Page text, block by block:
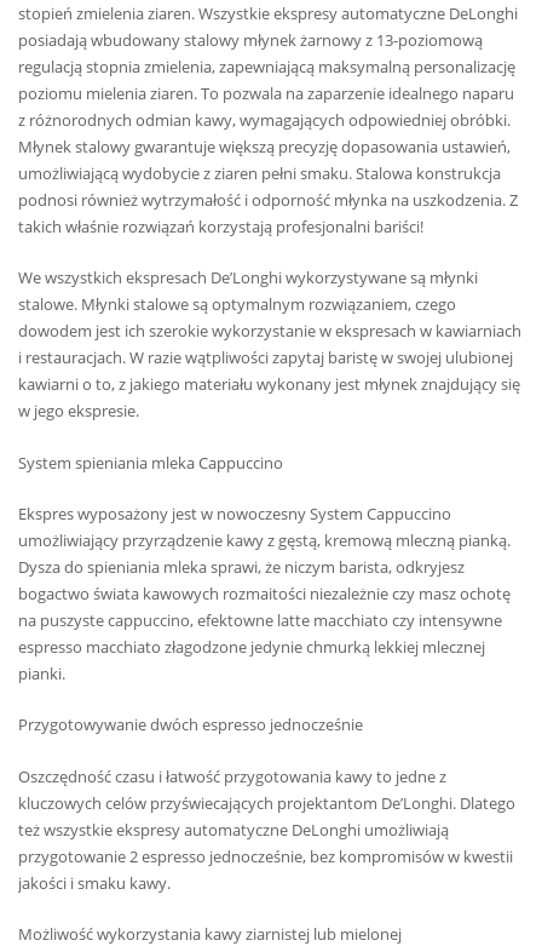
stopień zmielenia ziaren. Wszystkie ekspresy automatyczne DeLonghi
posiadają wbudowany stalowy młynek żarnowy z 13-poziomową
regulacją stopnia zmielenia, zapewniającą maksymalną personalizację
poziomu mielenia ziaren. To pozwala na zaparzenie idealnego naparu
z różnorodnych odmian kawy, wymagających odpowiedniej obróbki.
Młynek stalowy gwarantuje większą precyzję dopasowania ustawień,
umożliwiającą wydobycie z ziaren pełni smaku. Stalowa konstrukcja
podnosi również wytrzymałość i odporność młynka na uszkodzenia. Z
takich właśnie rozwiązań korzystają profesjonalni bariści!
We wszystkich ekspresach De’Longhi wykorzystywane są młynki
stalowe. Młynki stalowe są optymalnym rozwiązaniem, czego
dowodem jest ich szerokie wykorzystanie w ekspresach w kawiarniach
i restauracjach. W razie wątpliwości zapytaj baristę w swojej ulubionej
kawiarni o to, z jakiego materiału wykonany jest młynek znajdujący się
w jego ekspresie.
System spieniania mleka Cappuccino
Ekspres wyposażony jest w nowoczesny System Cappuccino
umożliwiający przyrządzenie kawy z gęstą, kremową mleczną pianką.
Dysza do spieniania mleka sprawi, że niczym barista, odkryjesz
bogactwo świata kawowych rozmaitości niezależnie czy masz ochotę
na puszyste cappuccino, efektowne latte macchiato czy intensywne
espresso macchiato złagodzone jedynie chmurką lekkiej mlecznej
pianki.
Przygotowywanie dwóch espresso jednocześnie
Oszczędność czasu i łatwość przygotowania kawy to jedne z
kluczowych celów przyświecających projektantom De’Longhi. Dlatego
też wszystkie ekspresy automatyczne DeLonghi umożliwiają
przygotowanie 2 espresso jednocześnie, bez kompromisów w kwestii
jakości i smaku kawy.
Możliwość wykorzystania kawy ziarnistej lub mielonej